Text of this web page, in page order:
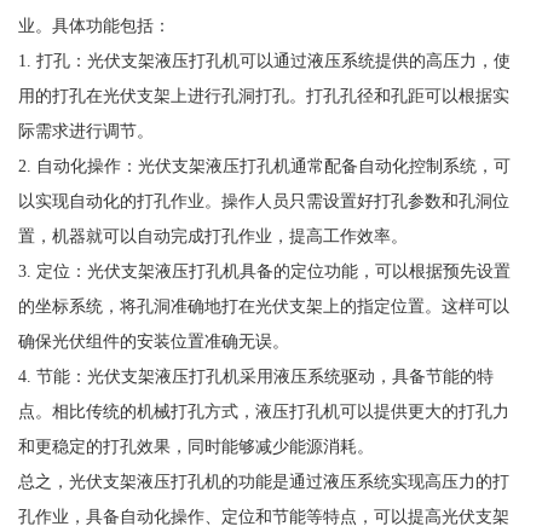
业。具体功能包括：
1. 打孔：光伏支架液压打孔机可以通过液压系统提供的高压力，使
用的打孔在光伏支架上进行孔洞打孔。打孔孔径和孔距可以根据实
际需求进行调节。
2. 自动化操作：光伏支架液压打孔机通常配备自动化控制系统，可
以实现自动化的打孔作业。操作人员只需设置好打孔参数和孔洞位
置，机器就可以自动完成打孔作业，提高工作效率。
3. 定位：光伏支架液压打孔机具备的定位功能，可以根据预先设置
的坐标系统，将孔洞准确地打在光伏支架上的指定位置。这样可以
确保光伏组件的安装位置准确无误。
4. 节能：光伏支架液压打孔机采用液压系统驱动，具备节能的特
点。相比传统的机械打孔方式，液压打孔机可以提供更大的打孔力
和更稳定的打孔效果，同时能够减少能源消耗。
总之，光伏支架液压打孔机的功能是通过液压系统实现高压力的打
孔作业，具备自动化操作、定位和节能等特点，可以提高光伏支架